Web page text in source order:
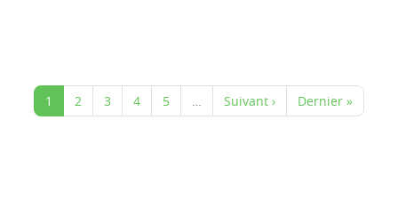
1 2 3 4 5 Suivant › Dernier »